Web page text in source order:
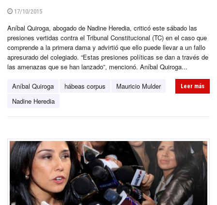
17/10/2015
Aníbal Quiroga, abogado de Nadine Heredia, criticó este sábado las
presiones vertidas contra el Tribunal Constitucional (TC) en el caso que
comprende a la primera dama y advirtió que ello puede llevar a un fallo
apresurado del colegiado. “Estas presiones políticas se dan a través de
las amenazas que se han lanzado”, mencionó. Aníbal Quiroga...
Aníbal Quiroga hábeas corpus
Mauricio Mulder
Nadine Heredia
Leer más